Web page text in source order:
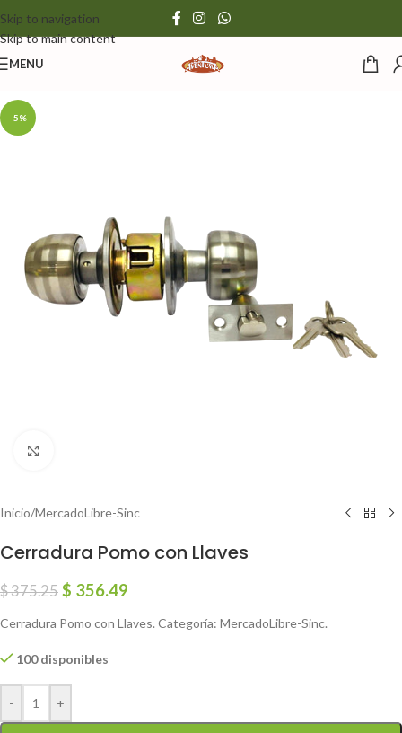
Skip to navigation
Skip to main content
MENU
-5%
Inicio/MercadoLibre-Sinc
Cerradura Pomo con Llaves
$375.25 $ 356.49
Cerradura Pomo con Llaves. Categoría: MercadoLibre-Sinc.
100 disponibles
- +